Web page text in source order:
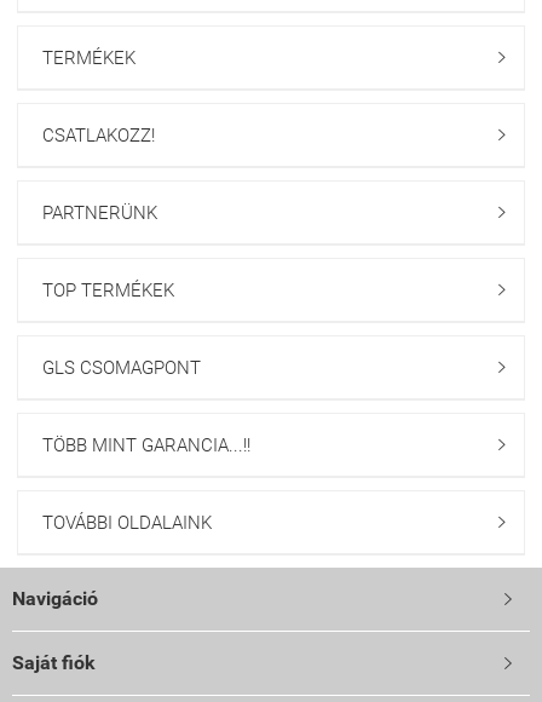
TERMÉKEK 
CSATLAKOZZ! 
PARTNERÜNK 
TOP TERMÉKEK 
GLS CSOMAGPONT 
TÖBB MINT GARANCIA...!! 
TOVÁBBI OLDALAINK 
Navigáció 
Saját fiók 